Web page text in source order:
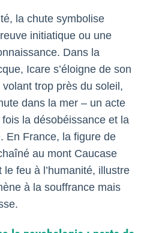
la chute symbolise
initiatique ou une
Dans la
Icare s’éloigne de son
trop près du soleil,
dans la mer – un acte
la désobéissance et la
En France, la figure de
au mont Caucase
le feu à l’humanité, illustre
à la souffrance mais